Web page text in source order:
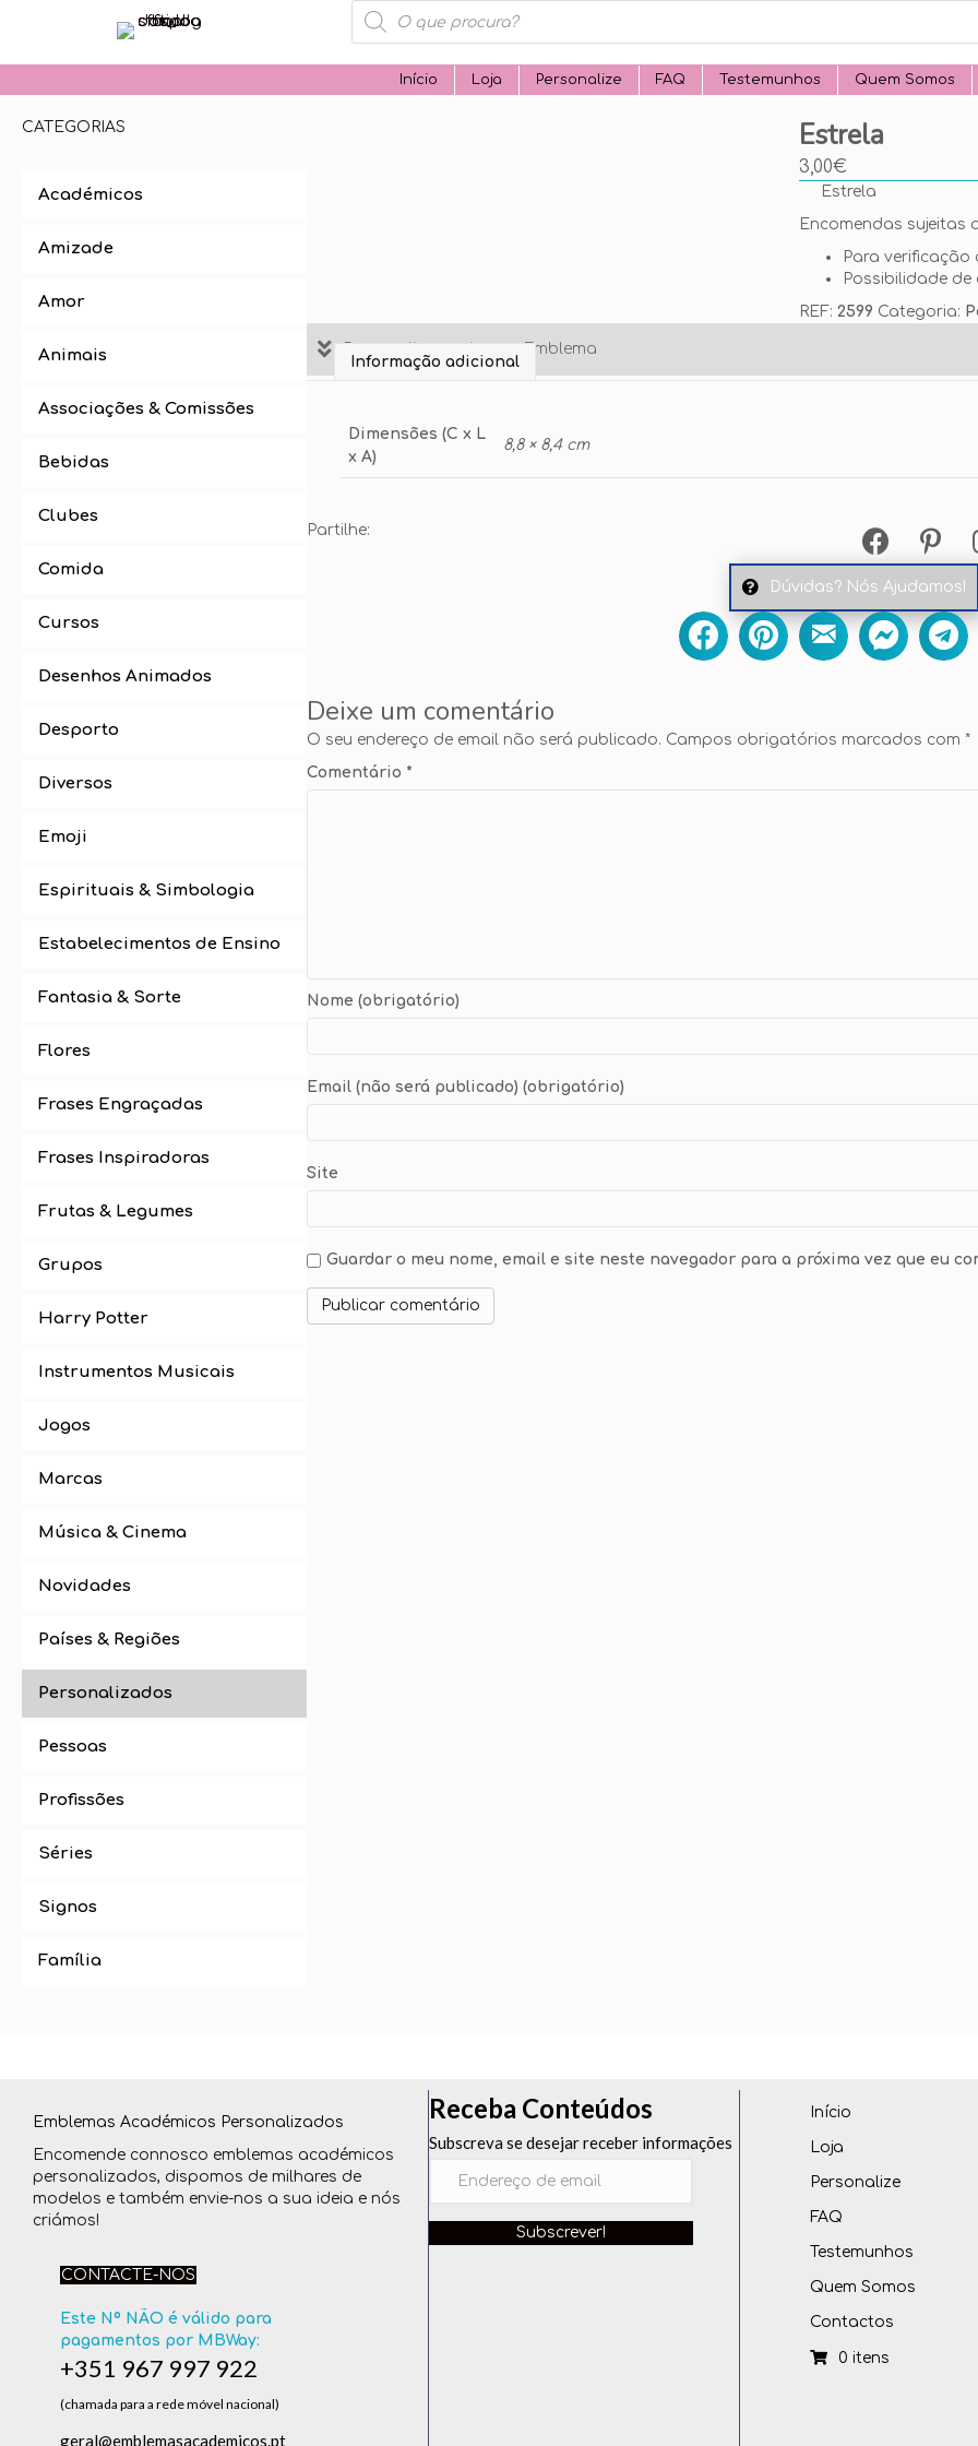
Products
search
Início Loja Personalize FAQ Testemunhos Quem Somos
CATEGORIAS
Académicos
Amizade
Amor
Animais
Associações & Comissões
Bebidas
Clubes
Comida
Cursos
Desenhos Animados
Desporto
Diversos
Emoji
Espirituais & Simbologia
Estabelecimentos de Ensino
Fantasia & Sorte
Flores
Frases Engraçadas
Frases Inspiradoras
Frutas & Legumes
Grupos
Harry Potter
Instrumentos Musicais
Jogos
Marcas
Música & Cinema
Novidades
Países & Regiões
Personalizados
Pessoas
Profissões
Séries
Signos
Família
Estrela
3,00€
Estrela
Encomendas sujeitas
Para verificação
Possibilidade
REF:2599 Categoria:
Personalize aqui o seu Emblema
Informação adicional
Dimensões (C x L
x A)
8,8 × 8,4 cm
Partilhe:
Dúvidas? Nós Ajudamos!
Deixe um comentário
O seu endereço de email não será publicado. Campos obrigatórios marcados com *
Comentário *
Nome (obrigatório)
Email (não será publicado) (obrigatório)
Site
Guardar o meu nome, email e site neste navegador para a próxima vez que eu
Emblemas Académicos Personalizados
Encomende connosco emblemas académicos
personalizados, dispomos de milhares de
modelos e também envie-nos a sua ideia e nós
criámos!
CONTACTE-NOS
Este Nº NÃO é válido para
pagamentos por MBWay:
+351 967 997 922
(chamada para a rede móvel nacional)
geral@emblemasacademicos.pt
Receba Conteúdos
Subscreva se desejar receber informações
Subscrever!
Início
Loja
Personalize
FAQ
Testemunhos
Quem Somos
Contactos
0 itens